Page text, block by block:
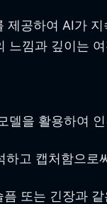
제공하여 AI가
낌과 깊이는
델을 활용하여
고 캡처함으
또는 긴장과